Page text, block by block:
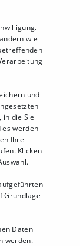
wie
und
in die Sie
es werden
Ihre
Klicken
Grundlage
Daten
werden.